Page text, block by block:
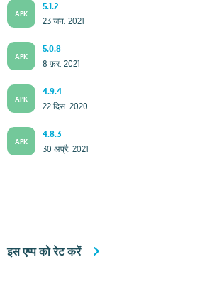
APK
5.1.2
23 जन. 2021
APK
5.0.8
8 फ़र. 2021
APK
4.9.4
22 दिस. 2020
APK
4.8.3
30 अप्रै. 2021
इस एप्प को रेट करें